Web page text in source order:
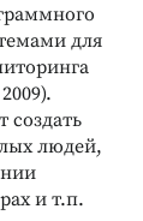
для
людей,
и т.п.